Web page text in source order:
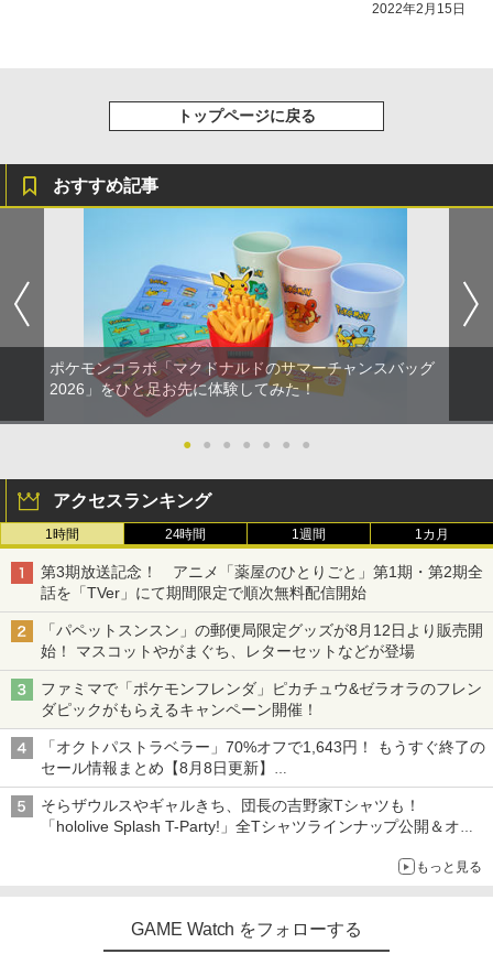
2022年2月15日
トップページに戻る
おすすめ記事
ポケモンコラボ「マクドナルドのサマーチャンスバッグ
2026」をひと足お先に体験してみた！
● ● ● ● ● ● ●
アクセスランキング
1時間 24時間 1週間 1カ月
第3期放送記念！ アニメ「薬屋のひとりごと」第1期・第2期全
話を「TVer」にて期間限定で順次無料配信開始
「パペットスンスン」の郵便局限定グッズが8月12日より販売開
始！ マスコットやがまぐち、レターセットなどが登場
ファミマで「ポケモンフレンダ」ピカチュウ&ゼラオラのフレン
ダピックがもらえるキャンペーン開催！
「オクトパストラベラー」70%オフで1,643円！ もうすぐ終了の
セール情報まとめ【8月8日更新】
ニンテンドーeショップでは「大神 絶景版」が67%オフで990円
そらザウルスやギャルきち、団長の吉野家Tシャツも！
「hololive Splash T-Party!」全Tシャツラインナップ公開＆オン
もっと見る
GAME Watch をフォローする